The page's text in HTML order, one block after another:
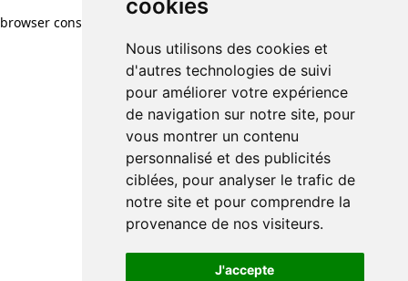
cookies
Nous utilisons des cookies et
d'autres technologies de suivi
pour améliorer votre expérience
de navigation sur notre site, pour
vous montrer un contenu
personnalisé et des publicités
ciblées, pour analyser le trafic de
notre site et pour comprendre la
provenance de nos visiteurs.
J'accepte
browser console for more information)